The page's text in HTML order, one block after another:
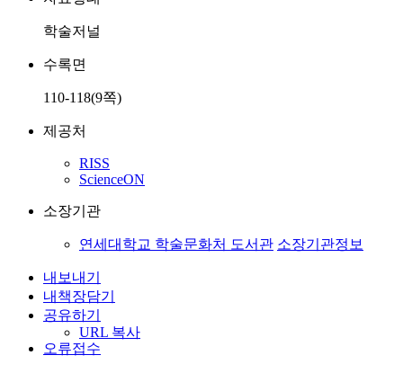
학술저널
수록면
110-118(9쪽)
제공처
RISS
ScienceON
소장기관
연세대학교 학술문화처 도서관 소장기관정보
내보내기
내책장담기
공유하기
URL 복사
오류접수